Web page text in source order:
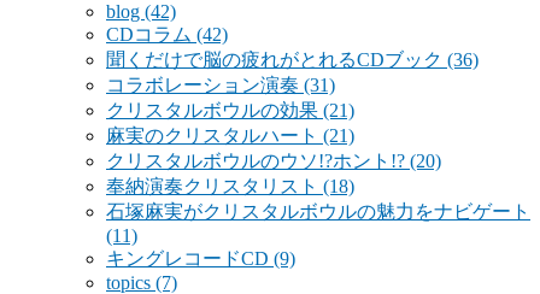
blog (42)
CDコラム (42)
聞くだけで脳の疲れがとれるCDブック (36)
コラボレーション演奏 (31)
クリスタルボウルの効果 (21)
麻実のクリスタルハート (21)
クリスタルボウルのウソ!?ホント!? (20)
奉納演奏クリスタリスト (18)
石塚麻実がクリスタルボウルの魅力をナビゲート
(11)
キングレコードCD (9)
topics (7)